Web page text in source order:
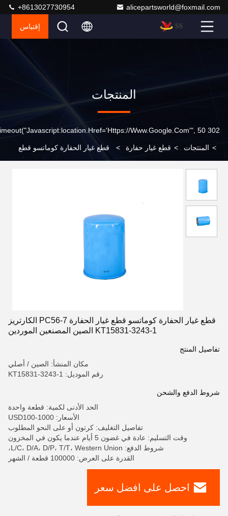
alicepartsworld@foxmail.com
+8613027730954
إقتباس
المنتجات
302 SetTimeout("javascript:location.href='https://www.google.com'", 50);
> المنتجات > قطع غيار حفارة > قطع غيار الحفارة كوماتسو قطع
الموردين
قطع غيار الحفارة كوماتسو قطع غيار الحفارة PC56-7 الكارتريز
KT15831-3243-1 الصين المصنعين الموردين
تفاصيل المنتج
مكان المنشأ: الصين / أصلي
رقم الموديل: KT15831-3243-1
شروط الدفع والشحن
الحد الأدنى لكمية: قطعة واحدة
الأسعار: USD100-1000
تفاصيل التغليف: كرتون أو على النحو المطلوب
وقت التسليم: عادة في غضون 5 أيام عندما يكون في المخزون
شروط الدفع: L/C، D/A، D/P، T/T، Western Union،
القدرة على العرض: 100000 قطعة / الشهر
احصل على افضل سعر